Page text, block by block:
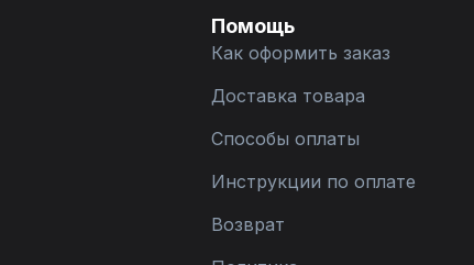
Помощь
Как оформить заказ
Доставка товара
Способы оплаты
Инструкции по оплате
Возврат